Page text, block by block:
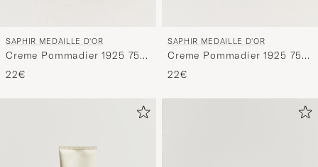
SAPHIR MEDAILLE D'OR
Creme Pommadier 1925 75
ml Black
22€
SAPHIR MEDAILLE D'OR
Creme Pommadier 1925 75
ml White
22€